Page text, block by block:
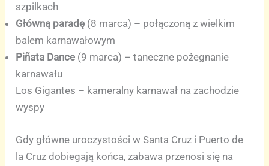
szpilkach
Główną paradę (8 marca) – połączoną z wielkim
balem karnawałowym
Piñata Dance (9 marca) – taneczne pożegnanie
karnawału
Los Gigantes – kameralny karnawał na zachodzie
wyspy
Gdy główne uroczystości w Santa Cruz i Puerto de
la Cruz dobiegają końca, zabawa przenosi się na